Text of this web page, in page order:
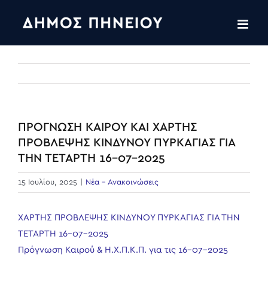
ΠΡΟΓΝΩΣΗ ΚΑΙΡΟΥ ΚΑΙ ΧΑΡΤΗΣ
ΠΡΟΒΛΕΨΗΣ ΚΙΝΔΥΝΟΥ ΠΥΡΚΑΓΙΑΣ ΓΙΑ
ΤΗΝ ΤΕΤΑΡΤΗ 16-07-2025
15 Ιουλίου, 2025 Νέα - Ανακοινώσεις
ΧΑΡΤΗΣ ΠΡΟΒΛΕΨΗΣ ΚΙΝΔΥΝΟΥ ΠΥΡΚΑΓΙΑΣ ΓΙΑ ΤΗΝ
ΤΕΤΑΡΤΗ 16-07-2025
Πρόγνωση Καιρού & Η.Χ.Π.Κ.Π. για τις 16-07-2025